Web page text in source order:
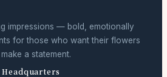
impressions — bold, emotionally
for those who want their flowers
a statement.
Headquarters